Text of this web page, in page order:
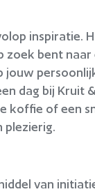
inspiratie.
zoek bent naar
jouw
dag bij Kruit
koffie of een
plezierig.
van